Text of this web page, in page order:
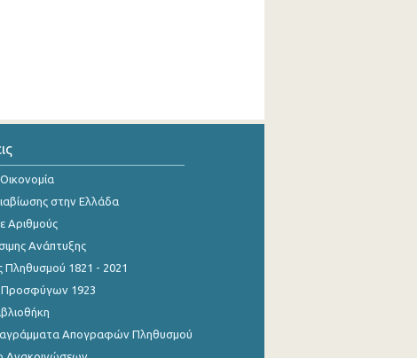
στην Ελλάδα
Αριθμούς
Ανάπτυξης
1821 - 2021
1923
Απογραφών Πληθυσμού